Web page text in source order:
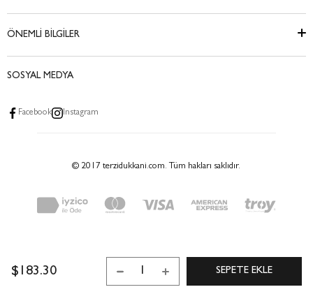
$183.30
ÖNEMLİ BİLGİLER
SOSYAL MEDYA
Facebook Instagram
© 2017 terzidukkani.com. Tüm hakları saklıdır.